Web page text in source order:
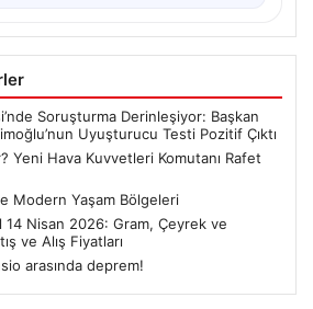
Soruşturma Derinleşiyor: Başkan
Uyuşturucu Testi Pozitif Çıktı
Yeni Hava Kuvvetleri Komutanı Rafet
Modern Yaşam Bölgeleri
14 Nisan 2026: Gram, Çeyrek ve
ve Alış Fiyatları
arasında deprem!